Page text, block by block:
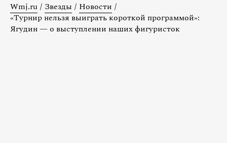
Wmj.ru / Звезды / Новости /
«Турнир нельзя выиграть короткой программой»:
Ягудин — о выступлении наших фигуристок